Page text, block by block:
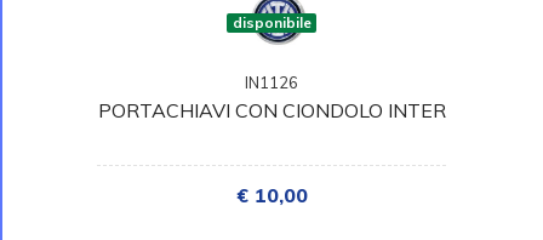
disponibile
IN1126
PORTACHIAVI CON CIONDOLO INTER
€ 10,00